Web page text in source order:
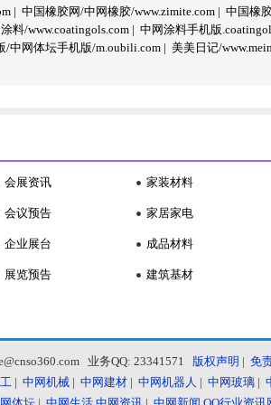
| 中国橡胶网/中网橡胶/www.zimite.com | 中国橡
料/www.coatingols.com | 中网涂料手机版
/中网体坛手机版/m.oubili.com | 美美日记/
会展资讯
会议预告
企业展台
展览预告
家装材料
家居家电
成品材料
建筑基材
业务QQ: 23341571 版权声明 | 免
| 中网机械 | 中网建材 | 中网机器人 | 中网玻璃 |